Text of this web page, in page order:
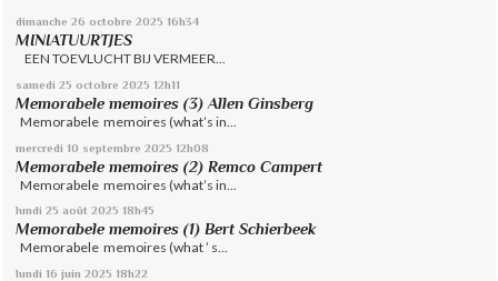
dimanche 26 octobre 2025 16h34
MINIATUURTJES
EEN TOEVLUCHT BIJ VERMEER...
samedi 25 octobre 2025 12h11
Memorabele memoires (3) Allen Ginsberg
Memorabele memoires (what’s in...
mercredi 10 septembre 2025 12h08
Memorabele memoires (2) Remco Campert
Memorabele memoires (what’s in...
lundi 25 août 2025 18h45
Memorabele memoires (1) Bert Schierbeek
Memorabele memoires (what ’ s...
lundi 16 juin 2025 18h22